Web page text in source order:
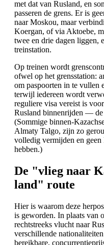
met dat van Rusland, en
passeren de grens. Er is
naar Moskou, maar
Koergan, of via Aktoebe,
twee en drie dagen liggen,
treinstation.
Op treinen wordt
ofwel op het grensstation:
om paspoorten in te vullen
terwijl iedereen wordt
reguliere visa vereist is
Rusland binnenrijden — de
(Sommige binnen-
Almaty Talgo, zijn zo
volledig vermijden en geen
hebben.)
De "vlieg naar
land" route
Hier is waarom deze
is geworden. In plaats van
rechtstreeks vlucht naar
verschillende
bereikbare,